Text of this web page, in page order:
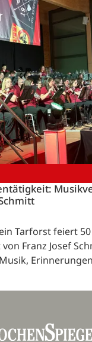
Tarforst feiert 50
Franz Josef